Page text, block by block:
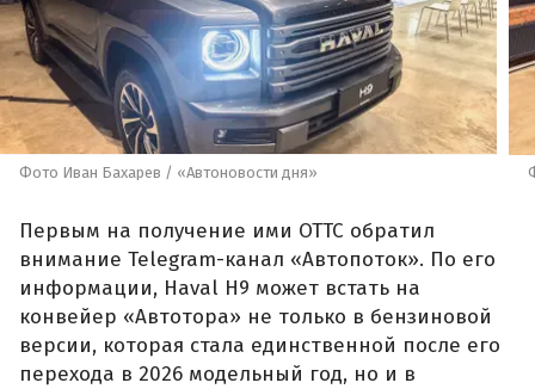
Фото Иван Бахарев / «Автоновости дня»
Первым на получение ими ОТТС обратил
внимание Telegram-канал «Автопоток». По его
информации, Haval H9 может встать на
конвейер «Автотора» не только в бензиновой
версии, которая стала единственной после его
перехода в 2026 модельный год, но и в